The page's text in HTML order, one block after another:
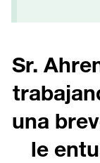
Sr.
una
le